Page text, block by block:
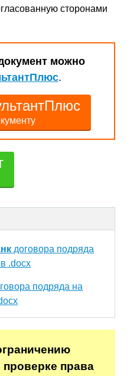
сторонами
можно
.
договора подряда
.docx
подряда на
права